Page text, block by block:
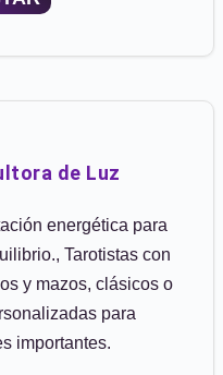
de Luz
energética para
Tarotistas con
y mazos, clásicos o
para
importantes.